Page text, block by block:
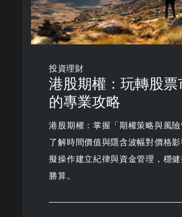
投資理財
港股期權：玩轉股票
的專業攻略
港股期權：掌握「期權策略與風險
了解時間價值與隱含波幅對價格
擬操作建立紀律與資金管理，穩
勝算。